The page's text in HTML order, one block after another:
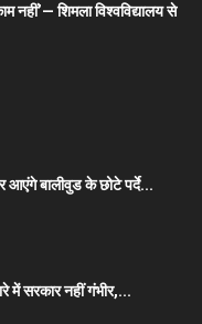
नहीं’— शिमला विश्वविद्यालय से
बालीवुड के छोटे पर्दे...
में सरकार नहीं गंभीर,...